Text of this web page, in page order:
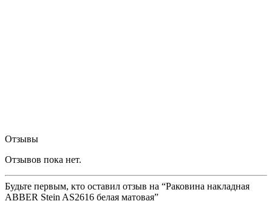
Отзывы
Отзывов пока нет.
Будьте первым, кто оставил отзыв на “Раковина накладная
ABBER Stein AS2616 белая матовая”